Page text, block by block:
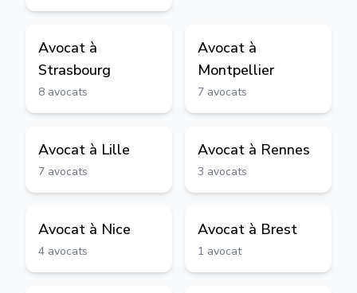
Avocat à
Strasbourg
8 avocats
Avocat à
Montpellier
7 avocats
Avocat à Lille
7 avocats
Avocat à Rennes
3 avocats
Avocat à Nice
4 avocats
Avocat à Brest
1 avocat